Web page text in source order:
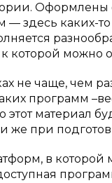
Оформлены
здесь каких-
которой можно
не чаще, чем
программ
материал
же при
в которой